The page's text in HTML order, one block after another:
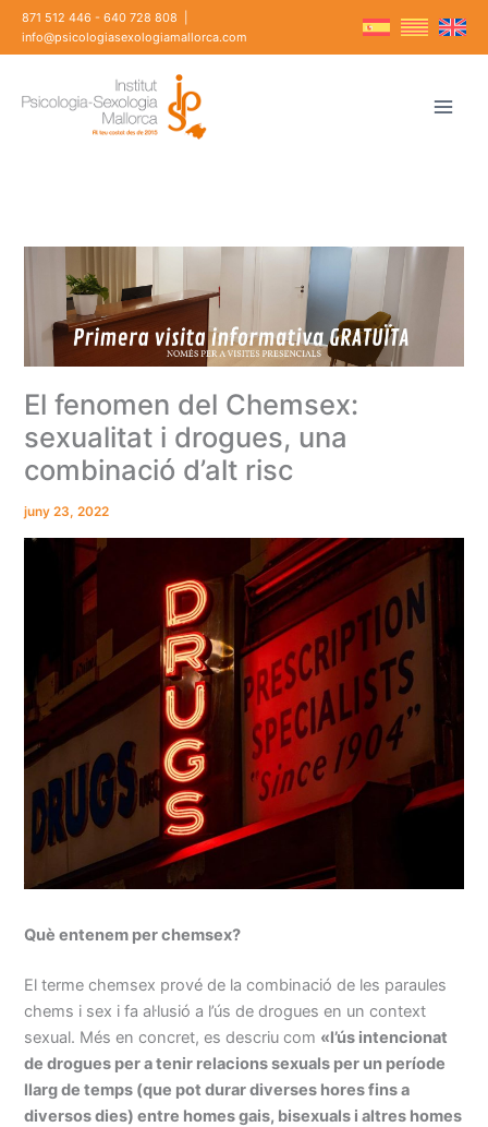
Vés871 512 446 - 640 728 808
info@psicologiasexologiamallorca.com
El fenomen del Chemsex:
sexualitat i drogues, una
combinació d’alt risc
juny 23, 2022
Què entenem per chemsex?
El terme chemsex prové de la combinació de les paraules
chems i sex i fa al·lusió a l’ús de drogues en un context
sexual. Més en concret, es descriu com «l’ús intencionat
de drogues per a tenir relacions sexuals per un període
llarg de temps (que pot durar diverses hores fins a
diversos dies) entre homes gais, bisexuals i altres homes